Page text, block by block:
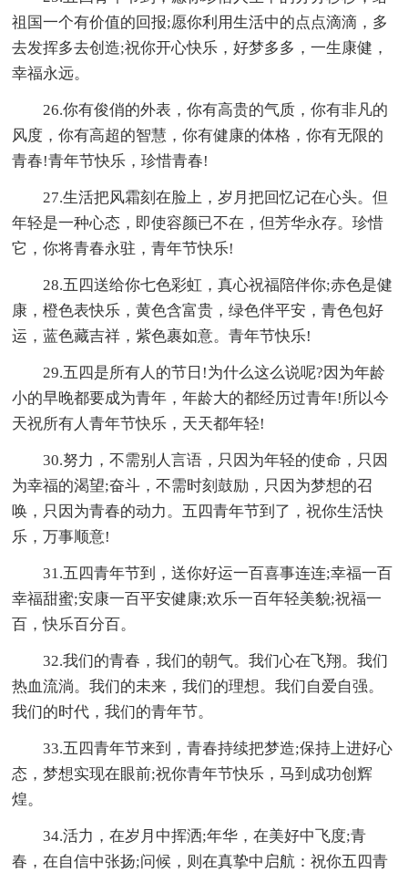
祖国一个有价值的回报;愿你利用生活中的点点滴滴，多
去发挥多去创造;祝你开心快乐，好梦多多，一生康健，
幸福永远。
26.你有俊俏的外表，你有高贵的气质，你有非凡的
风度，你有高超的智慧，你有健康的体格，你有无限的
青春!青年节快乐，珍惜青春!
27.生活把风霜刻在脸上，岁月把回忆记在心头。但
年轻是一种心态，即使容颜已不在，但芳华永存。珍惜
它，你将青春永驻，青年节快乐!
28.五四送给你七色彩虹，真心祝福陪伴你;赤色是健
康，橙色表快乐，黄色含富贵，绿色伴平安，青色包好
运，蓝色藏吉祥，紫色裹如意。青年节快乐!
29.五四是所有人的节日!为什么这么说呢?因为年龄
小的早晚都要成为青年，年龄大的都经历过青年!所以今
天祝所有人青年节快乐，天天都年轻!
30.努力，不需别人言语，只因为年轻的使命，只因
为幸福的渴望;奋斗，不需时刻鼓励，只因为梦想的召
唤，只因为青春的动力。五四青年节到了，祝你生活快
乐，万事顺意!
31.五四青年节到，送你好运一百喜事连连;幸福一百
幸福甜蜜;安康一百平安健康;欢乐一百年轻美貌;祝福一
百，快乐百分百。
32.我们的青春，我们的朝气。我们心在飞翔。我们
热血流淌。我们的未来，我们的理想。我们自爱自强。
我们的时代，我们的青年节。
33.五四青年节来到，青春持续把梦造;保持上进好心
态，梦想实现在眼前;祝你青年节快乐，马到成功创辉
煌。
34.活力，在岁月中挥洒;年华，在美好中飞度;青
春，在自信中张扬;问候，则在真挚中启航：祝你五四青